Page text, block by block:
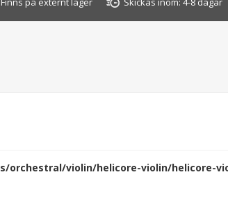
orchestral/violin/helicore-violin/helicore-